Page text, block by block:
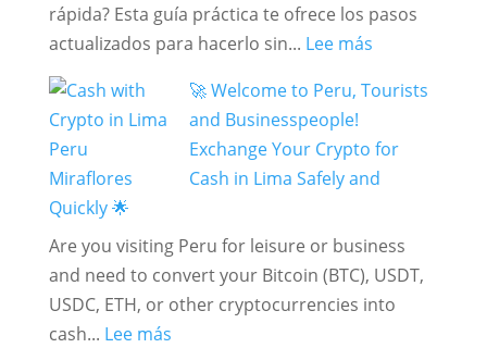
[2026]
rápida? Esta guía práctica te ofrece los pasos
actualizados para hacerlo sin... Lee más:
convertir
y
Bitcoins
Soles:
Guía
práctica
🚀 Welcome to Peru, Tourists
and Businesspeople!
Exchange Your Crypto for
Cash in Lima Safely and
Quickly 🌟
Are you visiting Peru for leisure or business
and need to convert your Bitcoin (BTC), USDT,
USDC, ETH, or other cryptocurrencies into
cash... Lee más: